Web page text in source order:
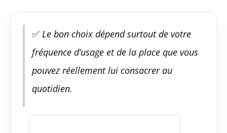
✅ Le bon choix dépend surtout de votre
fréquence d’usage et de la place que vous
pouvez réellement lui consacrer au
quotidien.